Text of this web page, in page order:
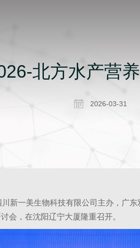
北方水产营
2026-03-31
一美生物科技有限公司主办，广东
会，在沈阳辽宁大厦隆重召开。